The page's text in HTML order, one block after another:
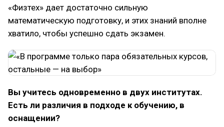
«Физтех» дает достаточно сильную
математическую подготовку, и этих знаний вполне
хватило, чтобы успешно сдать экзамен.
Вы учитесь одновременно в двух институтах.
Есть ли различия в подходе к обучению, в
оснащении?